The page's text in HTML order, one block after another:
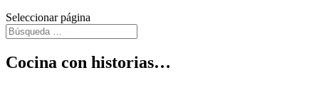
Seleccionar página
Cocina con historias…